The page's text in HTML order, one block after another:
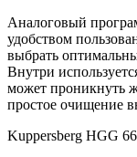
Аналоговый
удобством
выбрать
Внутри
может проникнуть
простое очищение
Kuppersberg HGG